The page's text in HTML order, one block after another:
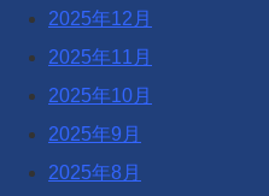
2025年12月
2025年11月
2025年10月
2025年9月
2025年8月